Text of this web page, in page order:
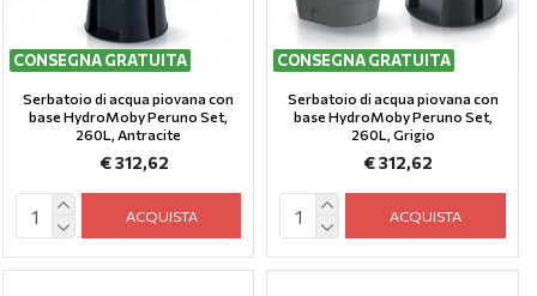
CONSEGNA GRATUITA
Serbatoio di acqua piovana con
base HydroMoby Peruno Set,
260L, Antracite
€ 312,62
ACQUISTA
CONSEGNA GRATUITA
Serbatoio di acqua piovana con
base HydroMoby Peruno Set,
260L, Grigio
€ 312,62
ACQUISTA